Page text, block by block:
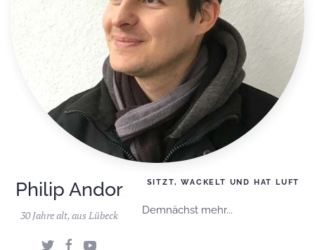
Philip Andor
30 Jahre alt, aus Lübeck
SITZT, WACKELT UND HAT LUFT
Demnächst mehr...